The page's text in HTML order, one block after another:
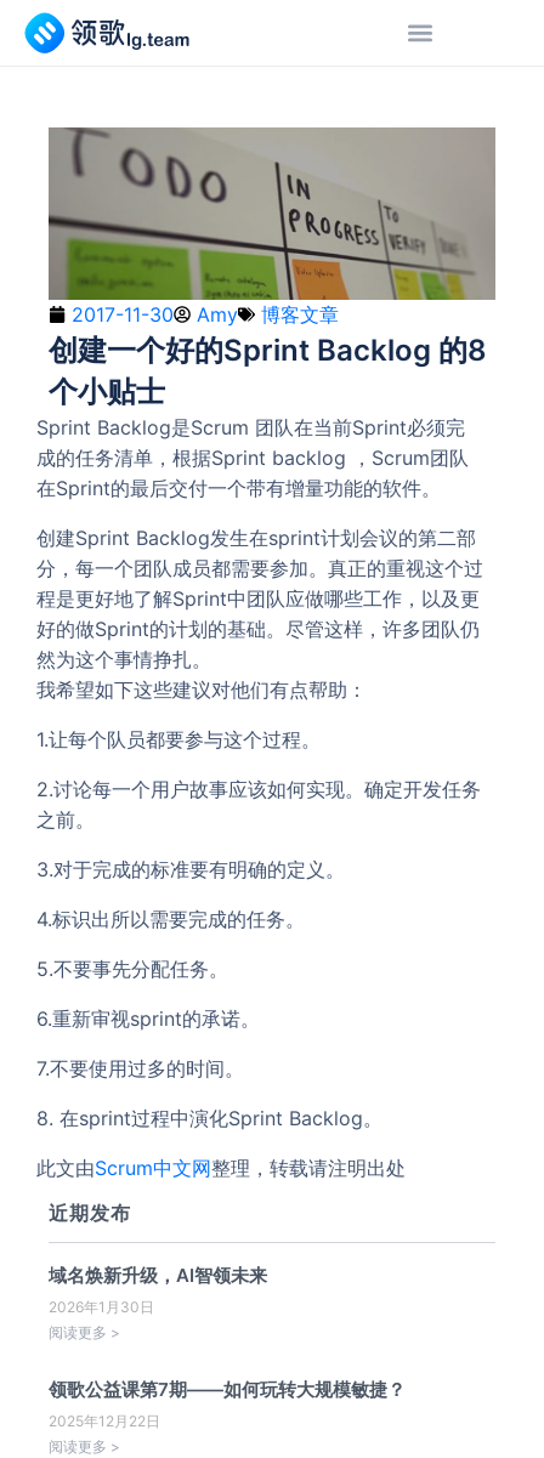
2017-11-30 Amy 博客文章
创建一个好的Sprint Backlog 的8
个小贴士
Sprint Backlog是Scrum 团队在当前Sprint必须完
成的任务清单，根据Sprint backlog ，Scrum团队
在Sprint的最后交付一个带有增量功能的软件。
创建Sprint Backlog发生在sprint计划会议的第二部
分，每一个团队成员都需要参加。真正的重视这个过
程是更好地了解Sprint中团队应做哪些工作，以及更
好的做Sprint的计划的基础。尽管这样，许多团队仍
然为这个事情挣扎。
我希望如下这些建议对他们有点帮助：
1.让每个队员都要参与这个过程。
2.讨论每一个用户故事应该如何实现。确定开发任务
之前。
3.对于完成的标准要有明确的定义。
4.标识出所以需要完成的任务。
5.不要事先分配任务。
6.重新审视sprint的承诺。
7.不要使用过多的时间。
8. 在sprint过程中演化Sprint Backlog。
此文由Scrum中文网整理，转载请注明出处
近期发布
域名焕新升级，AI智领未来
2026年1月30日
阅读更多 >
领歌公益课第7期——如何玩转大规模敏捷？
2025年12月22日
阅读更多 >